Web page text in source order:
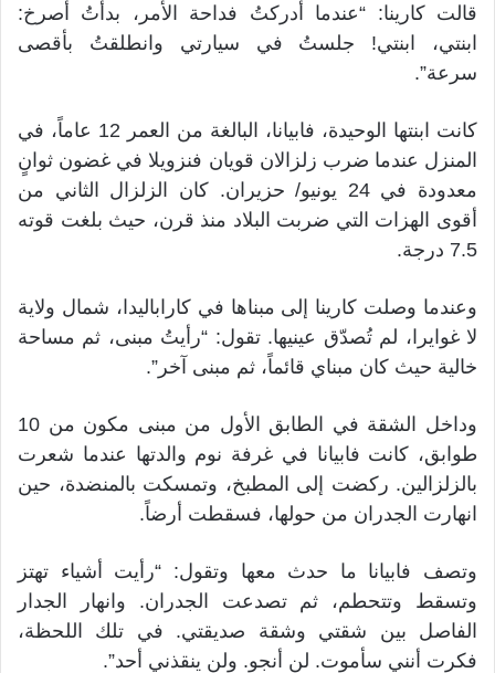
قالت كارينا: “عندما أدركتُ فداحة الأمر، بدأتُ أصرخ:
ابنتي، ابنتي! جلستُ في سيارتي وانطلقتُ بأقصى
سرعة”.
كانت ابنتها الوحيدة، فابيانا، البالغة من العمر 12 عاماً، في
المنزل عندما ضرب زلزالان قويان فنزويلا في غضون ثوانٍ
معدودة في 24 يونيو/ حزيران. كان الزلزال الثاني من
أقوى الهزات التي ضربت البلاد منذ قرن، حيث بلغت قوته
7.5 درجة.
وعندما وصلت كارينا إلى مبناها في كاراباليدا، شمال ولاية
لا غوايرا، لم تُصدّق عينيها. تقول: “رأيتُ مبنى، ثم مساحة
خالية حيث كان مبناي قائماً، ثم مبنى آخر”.
وداخل الشقة في الطابق الأول من مبنى مكون من 10
طوابق، كانت فابيانا في غرفة نوم والدتها عندما شعرت
بالزلزالين. ركضت إلى المطبخ، وتمسكت بالمنضدة، حين
انهارت الجدران من حولها، فسقطت أرضاً.
وتصف فابيانا ما حدث معها وتقول: “رأيت أشياء تهتز
وتسقط وتتحطم، ثم تصدعت الجدران. وانهار الجدار
الفاصل بين شقتي وشقة صديقتي. في تلك اللحظة،
فكرت أنني سأموت. لن أنجو. ولن ينقذني أحد”.